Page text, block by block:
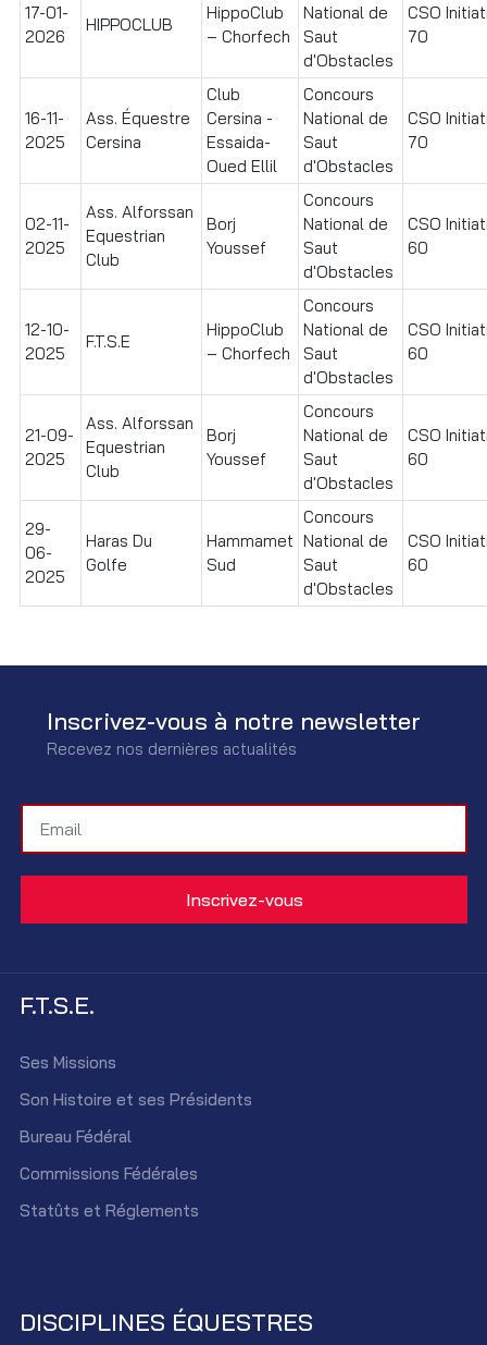
17-01-
2026
HIPPOCLUB
HippoClub
– Chorfech
National de
Saut
d'Obstacles
CSO
70
16-11-
2025
Ass. Équestre
Cersina
Club
Cersina -
Essaida-
Oued Ellil
Concours
National de
Saut
d'Obstacles
CSO
70
02-11-
2025
Ass. Alforssan
Equestrian
Club
Borj
Youssef
Concours
National de
Saut
d'Obstacles
CSO
60
12-10-
2025
F.T.S.E
HippoClub
– Chorfech
Concours
National de
Saut
d'Obstacles
CSO
60
21-09-
2025
Ass. Alforssan
Equestrian
Club
Borj
Youssef
Concours
National de
Saut
d'Obstacles
CSO
60
29-
06-
2025
Haras Du
Golfe
Hammamet
Sud
Concours
National de
Saut
d'Obstacles
CSO
60
Inscrivez-vous à notre newsletter
Recevez nos dernières actualités
F.T.S.E.
Ses Missions
Son Histoire et ses Présidents
Bureau Fédéral
Commissions Fédérales
Statûts et Réglements
DISCIPLINES ÉQUESTRES